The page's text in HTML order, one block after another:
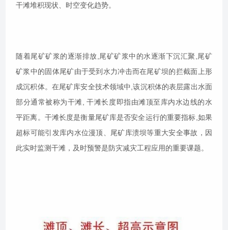
干滩堆积现状、时空变化趋势。
随着尾矿矿浆的逐渐排放,尾矿矿浆中的水逐渐下沉汇聚,尾矿
矿浆中的固体尾矿由于受到水力冲击而在尾矿坝的拦截面上形
成沉积体。在尾矿库安全技术领域中,该沉积体的表层露出水面
部分通常被称为干滩, 干滩长度即指由滩顶至库内水边线的水
平距离。干滩长度是衡量尾矿库是否安全运行的重要指标,如果
超标可能引发库内水位漫顶、尾矿库溃坝等重大安全事故，因
此实时监测干滩，及时预警是防灾减灾工程应用的重要课题。